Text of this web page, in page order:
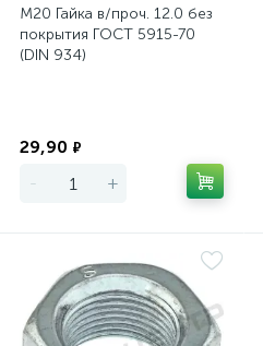
М20 Гайка в/проч. 12.0 без
покрытия ГОСТ 5915-70
(DIN 934)
29,90 ₽
- +